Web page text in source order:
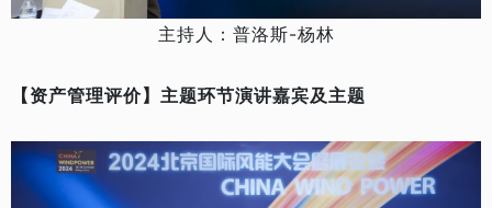
主持人：普洛斯-杨林
【资产管理评价】主题环节演讲嘉宾及主题